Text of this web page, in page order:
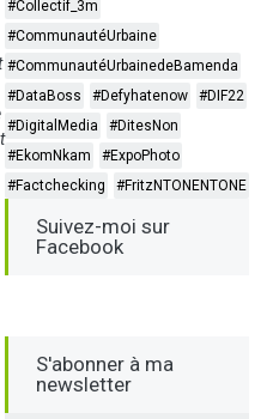
#Collectif_3m
#CommunautéUrbaine
#CommunautéUrbainedeBamenda
#DataBoss
#Defyhatenow
#DIF22
#DigitalMedia
#DitesNon
#EkomNkam
#ExpoPhoto
#Factchecking
#FritzNTONENTONE
Suivez-moi sur
Facebook
S'abonner à ma
newsletter